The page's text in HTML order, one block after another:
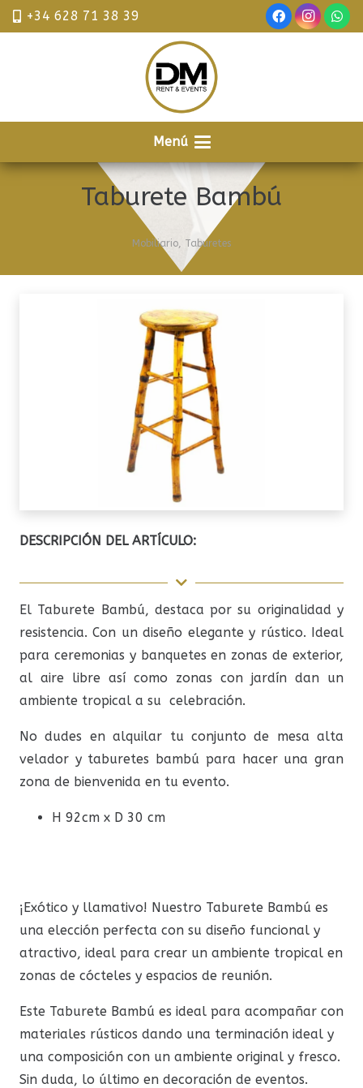
+34 628 71 38 39
Menú
Taburete Bambú
Mobiliario, Taburetes
DESCRIPCIÓN DEL ARTÍCULO:
El Taburete Bambú, destaca por su originalidad y
resistencia. Con un diseño elegante y rústico. Ideal
para ceremonias y banquetes en zonas de exterior,
al aire libre así como zonas con jardín dan un
ambiente tropical a su celebración.
No dudes en alquilar tu conjunto de mesa alta
velador y taburetes bambú para hacer una gran
zona de bienvenida en tu evento.
H 92cm x D 30 cm
¡Exótico y llamativo! Nuestro Taburete Bambú es
una elección perfecta con su diseño funcional y
atractivo, ideal para crear un ambiente tropical en
zonas de cócteles y espacios de reunión.
Este Taburete Bambú es ideal para acompañar con
materiales rústicos dando una terminación ideal y
una composición con un ambiente original y fresco.
Sin duda, lo último en decoración de eventos.